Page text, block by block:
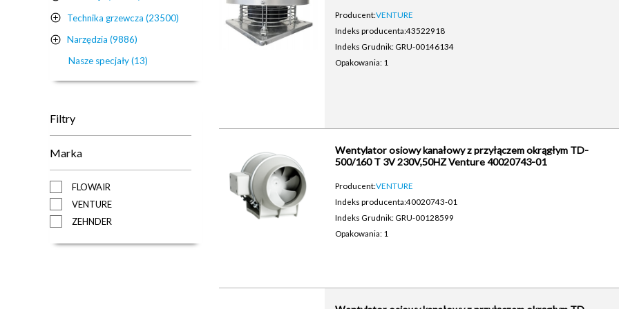
Technika grzewcza (23500)
Narzędzia (9886)
Nasze specjały (13)
Filtry
Marka
FLOWAIR
VENTURE
ZEHNDER
Producent:VENTURE
Indeks producenta:43522918
Indeks Grudnik: GRU-00146134
Opakowania: 1
Wentylator osiowy kanałowy z przyłączem okrągłym TD-
500/160 T 3V 230V,50HZ Venture 40020743-01
Producent:VENTURE
Indeks producenta:40020743-01
Indeks Grudnik: GRU-00128599
Opakowania: 1